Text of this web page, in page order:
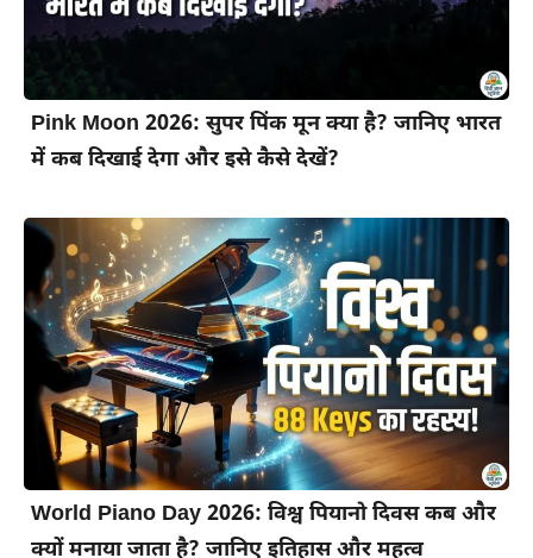
Pink Moon 2026: सुपर पिंक मून क्या है? जानिए भारत
में कब दिखाई देगा और इसे कैसे देखें?
World Piano Day 2026: विश्व पियानो दिवस कब और
क्यों मनाया जाता है? जानिए इतिहास और महत्व